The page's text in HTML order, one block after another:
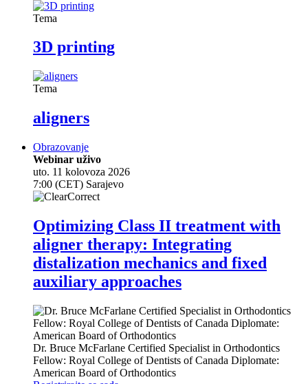
Tema
3D printing
Tema
aligners
Obrazovanje
Webinar uživo
uto. 11 kolovoza 2026
7:00 (CET) Sarajevo
Optimizing Class II treatment with
aligner therapy: Integrating
distalization mechanics and fixed
auxiliary approaches
Dr. Bruce McFarlane Certified Specialist in Orthodontics
Fellow: Royal College of Dentists of Canada Diplomate:
American Board of Orthodontics